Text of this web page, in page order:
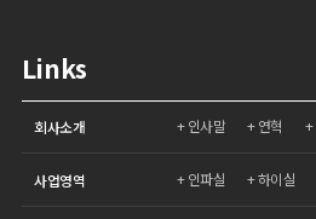
Links
회사소개 인사말 연혁
사업영역 인파실 하이실